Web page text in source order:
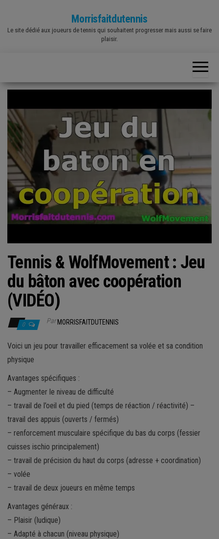
the
Morrisfaitdutennis
Le site dédié aux joueurs de tennis qui souhaitent progresser mais aussi se faire
plaisir.
Tennis & WolfMovement : Jeu
du bâton avec coopération
(VIDÉO)
0 ParMORRISFAITDUTENNIS
Voici un jeu pour travailler efficacement sa volée et sa condition
physique
Avantages spécifiques :
– Augmenter le niveau de difficulté
– travail de l’oeil et du pied (temps de réaction / réactivité) –
travail des appuis (ouverts / fermés)
– renforcement musculaire spécifique du bas du corps (fessier
cuisses ischio principalement)
– travail de précision du haut du corps (adresse + coordination)
– volée
– travail de deux joueurs en même temps
Avantages généraux :
– Plaisir (ludique)
– Adapté à chacun (niveau physique)